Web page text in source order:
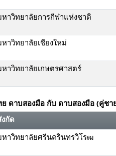
หาวิทยาลัยการกีฬาแห่งชาติ
หาวิทยาลัยเชียงใหม่
หาวิทยาลัยเกษตรศาสตร์
ดาบสองมือ กับ ดาบสองมือ (คู่ชา
งกัด
หาวิทยาลัยศรีนครินทรวิโรฒ